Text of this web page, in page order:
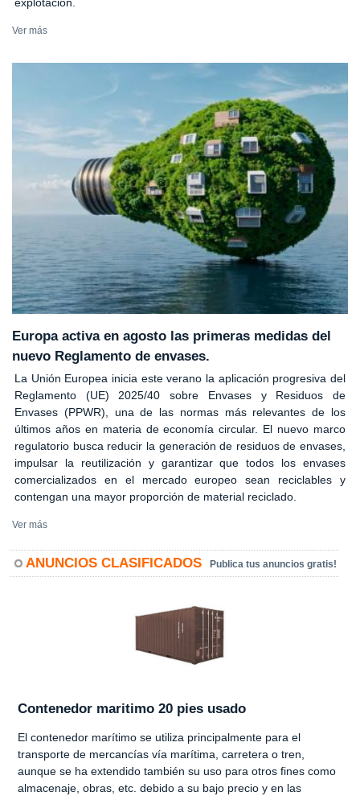
Ver más
Europa activa en agosto las primeras medidas del
nuevo Reglamento de envases.
La Unión Europea inicia este verano la aplicación progresiva del
Reglamento (UE) 2025/40 sobre Envases y Residuos de
Envases (PPWR), una de las normas más relevantes de los
últimos años en materia de economía circular. El nuevo marco
regulatorio busca reducir la generación de residuos de envases,
impulsar la reutilización y garantizar que todos los envases
comercializados en el mercado europeo sean reciclables y
contengan una mayor proporción de material reciclado.
Ver más
ANUNCIOS CLASIFICADOS Publica tus anuncios gratis!
Contenedor maritimo 20 pies usado
El contenedor marítimo se utiliza principalmente para el
transporte de mercancías vía marítima, carretera o tren,
aunque se ha extendido también su uso para otros fines como
almacenaje, obras, etc. debido a su bajo precio y en las